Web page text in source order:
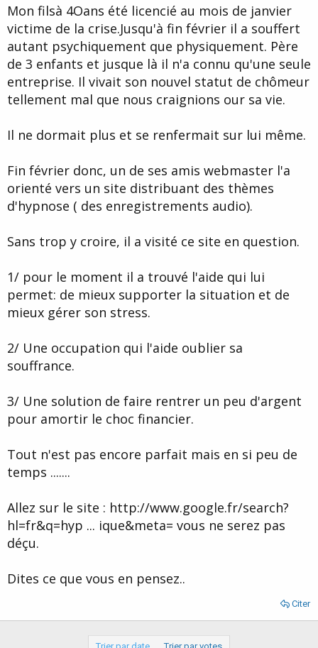
u
d
e
a
d
i
u
o
b
Mon filsà 4Oans été licencié au mois de janvier
victime de la crise.Jusqu'à fin février il a souffert
autant psychiquement que physiquement. Père
de 3 enfants et jusque là il n'a connu qu'une seule
entreprise. Il vivait son nouvel statut de chômeur
tellement mal que nous craignions our sa vie.
Il ne dormait plus et se renfermait sur lui même.
Fin février donc, un de ses amis webmaster l'a
orienté vers un site distribuant des thèmes
d'hypnose ( des enregistrements audio).
Sans trop y croire, il a visité ce site en question.
1/ pour le moment il a trouvé l'aide qui lui
permet: de mieux supporter la situation et de
mieux gérer son stress.
2/ Une occupation qui l'aide oublier sa
souffrance.
3/ Une solution de faire rentrer un peu d'argent
pour amortir le choc financier.
Tout n'est pas encore parfait mais en si peu de
temps .......
Allez sur le site : http://www.google.fr/search?
hl=fr&q=hyp ... ique&meta= vous ne serez pas
déçu.
Dites ce que vous en pensez..
Citer